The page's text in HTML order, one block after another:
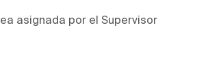
asignada por el Supervisor